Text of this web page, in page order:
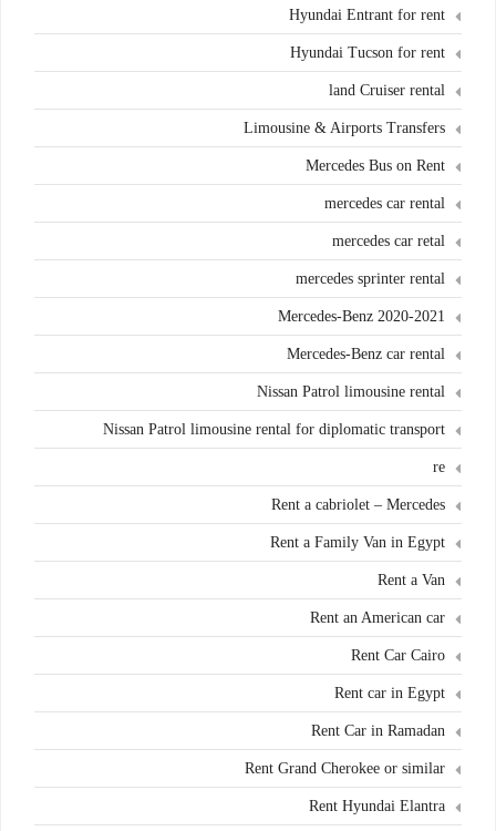
Hyundai Entrant for rent
Hyundai Tucson for rent
land Cruiser rental
Limousine & Airports Transfers
Mercedes Bus on Rent
mercedes car rental
mercedes car retal
mercedes sprinter rental
Mercedes-Benz 2020-2021
Mercedes-Benz car rental
Nissan Patrol limousine rental
Nissan Patrol limousine rental for diplomatic transport
re
Rent a cabriolet – Mercedes
Rent a Family Van in Egypt
Rent a Van
Rent an American car
Rent Car Cairo
Rent car in Egypt
Rent Car in Ramadan
Rent Grand Cherokee or similar
Rent Hyundai Elantra